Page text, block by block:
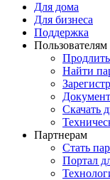
Для дома
Для бизнеса
Поддержка
Пользователям
Найти
Скачать
Партнерам
Стать
Портал